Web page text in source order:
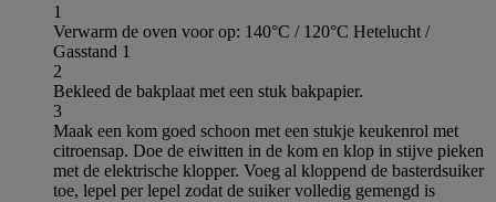
1
Verwarm de oven voor op: 140°C / 120°C Hetelucht /
Gasstand 1
2
Bekleed de bakplaat met een stuk bakpapier.
3
Maak een kom goed schoon met een stukje keukenrol met
citroensap. Doe de eiwitten in de kom en klop in stijve pieken
met de elektrische klopper. Voeg al kloppend de basterdsuiker
toe, lepel per lepel zodat de suiker volledig gemengd is